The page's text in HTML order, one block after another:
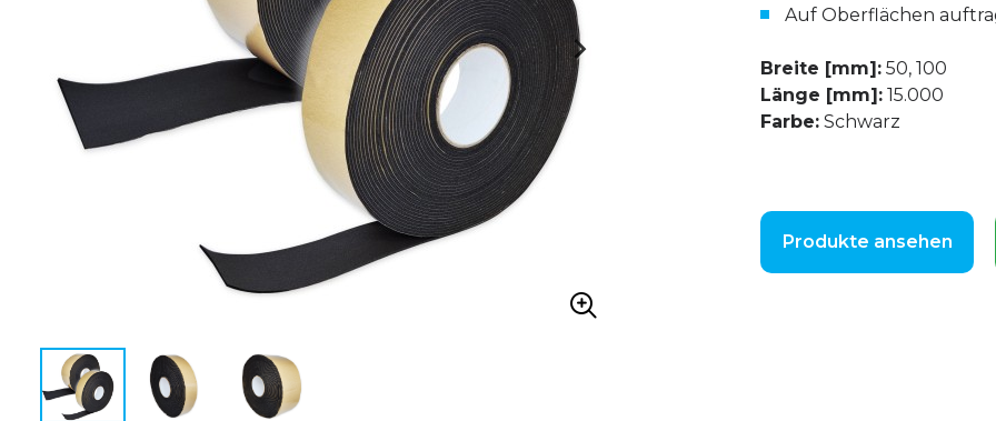
Auf Oberflächen
Breite [mm]: 50, 100
Länge [mm]: 15.000
Farbe: Schwarz
Produkte ansehen